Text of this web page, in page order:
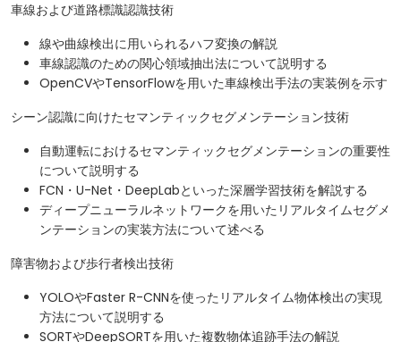
車線および道路標識認識技術
​線や曲線検出に用いられるハフ変換の解説
車線認識のための関心領域抽出法について説明する
OpenCVやTensorFlowを用いた車線検出手法の実装例を示す
シーン認識に向けたセマンティックセグメンテーション技術
自動運転におけるセマンティックセグメンテーションの重要性
について説明する
FCN・U-Net・DeepLabといった深層学習技術を解説する
ディープニューラルネットワークを用いたリアルタイムセグメ
ンテーションの実装方法について述べる
障害物および歩行者検出技術
YOLOやFaster R-CNNを使ったリアルタイム物体検出の実現
方法について説明する
SORTやDeepSORTを用いた複数物体追跡手法の解説